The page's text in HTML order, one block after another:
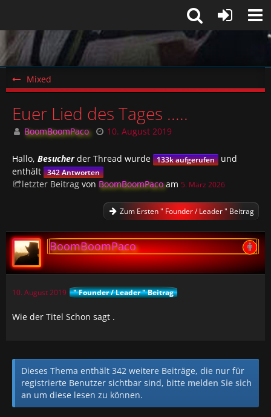
Mixed
Euer Lied des Tages .....
BoomBoomPaco 10. August 2019
Hallo, Besucherder Thread wurde 133k aufgerufen
und
enthält 342 Antworten
letzter Beitrag von BoomBoomPacoam 5. März 2026
Zum Ersten " Founder / Leader " Beitrag
BoomBoomPaco
10. August 2019 " Founder / Leader " Beitrag
Wie der Titel Schon sagt .
Dieses Thema enthält 342 weitere Beiträge, die nur für
registrierte Benutzer sichtbar sind, bitte melden Sie sich
an um diese lesen zu können.